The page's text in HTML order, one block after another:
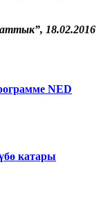
18.02.2016
NED
катары